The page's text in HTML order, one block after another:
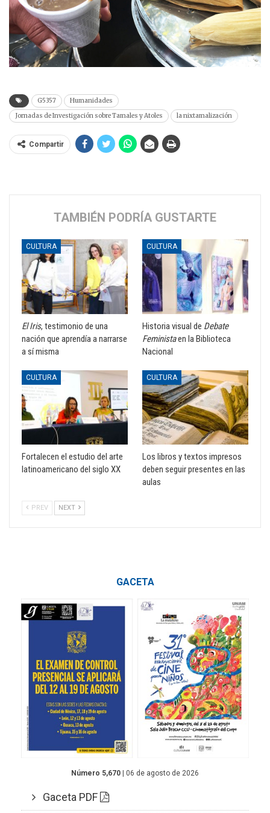
G5357
Humanidades
Jornadas de Investigación sobre Tamales y Atoles
la nixtamalización
Compartir
TAMBIÉN PODRÍA GUSTARTE
CULTURA
El Iris, testimonio de una
nación que aprendía a narrarse
a sí misma
CULTURA
Historia visual de Debate
Feministaen la Biblioteca
Nacional
CULTURA
Fortalecen el estudio del arte
latinoamericano del siglo XX
CULTURA
Los libros y textos impresos
deben seguir presentes en las
aulas
PREV NEXT
GACETA
Número 5,670 | 06 de agosto de 2026
Gaceta PDF